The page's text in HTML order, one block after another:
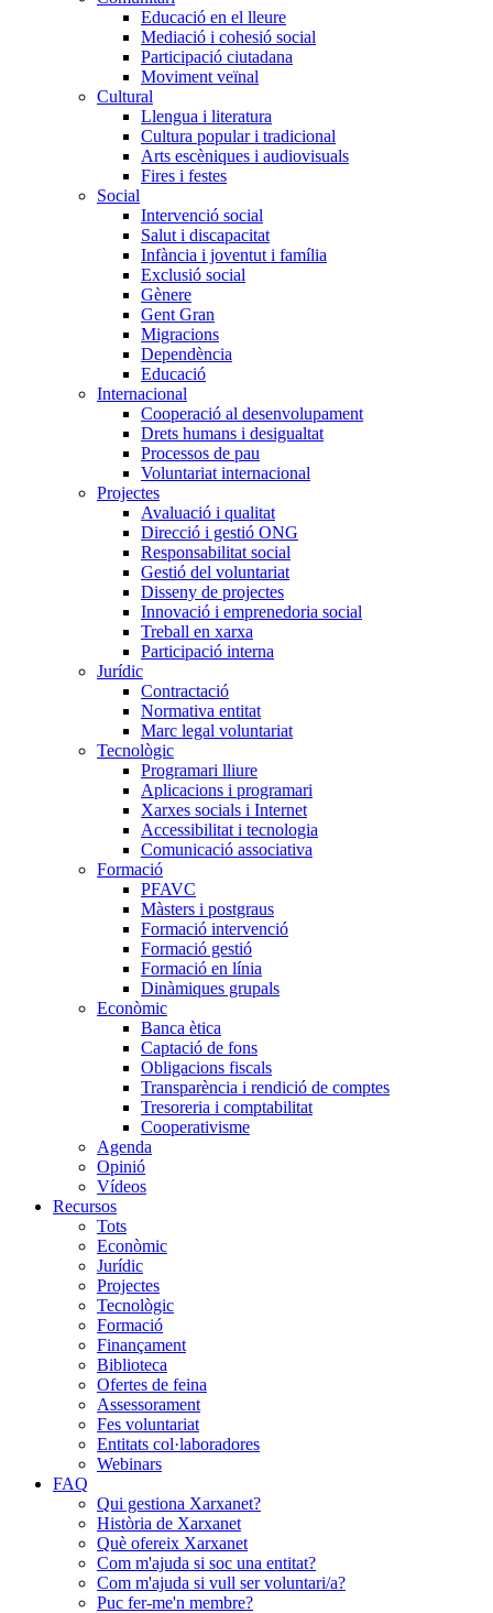
Educació en el lleure
Mediació i cohesió social
Participació ciutadana
Moviment veïnal
Cultural
Llengua i literatura
Cultura popular i tradicional
Arts escèniques i audiovisuals
Fires i festes
Social
Intervenció social
Salut i discapacitat
Infància i joventut i família
Exclusió social
Gènere
Gent Gran
Migracions
Dependència
Educació
Internacional
Cooperació al desenvolupament
Drets humans i desigualtat
Processos de pau
Voluntariat internacional
Projectes
Avaluació i qualitat
Direcció i gestió ONG
Responsabilitat social
Gestió del voluntariat
Disseny de projectes
Innovació i emprenedoria social
Treball en xarxa
Participació interna
Jurídic
Contractació
Normativa entitat
Marc legal voluntariat
Tecnològic
Programari lliure
Aplicacions i programari
Xarxes socials i Internet
Accessibilitat i tecnologia
Comunicació associativa
Formació
PFAVC
Màsters i postgraus
Formació intervenció
Formació gestió
Formació en línia
Dinàmiques grupals
Econòmic
Banca ètica
Captació de fons
Obligacions fiscals
Transparència i rendició de comptes
Tresoreria i comptabilitat
Cooperativisme
Agenda
Opinió
Vídeos
Recursos
Tots
Econòmic
Jurídic
Projectes
Tecnològic
Formació
Finançament
Biblioteca
Ofertes de feina
Assessorament
Fes voluntariat
Entitats col·laboradores
Webinars
FAQ
Qui gestiona Xarxanet?
Història de Xarxanet
Què ofereix Xarxanet
Com m'ajuda si soc una entitat?
Com m'ajuda si vull ser voluntari/a?
Puc fer-me'n membre?